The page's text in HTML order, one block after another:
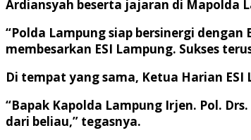
Ardiansyah beserta jajaran di Mapolda
“Polda Lampung siap bersinergi
membesarkan ESI Lampung. Sukses
Di tempat yang sama, Ketua Harian
“Bapak Kapolda Lampung Irjen. Pol.
dari beliau,” tegasnya.